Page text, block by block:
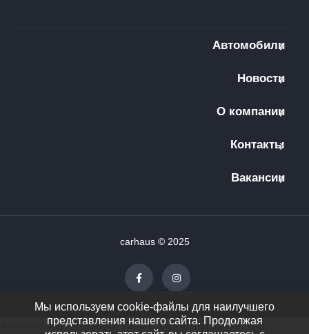
Автомобили
Новости
О компании
Контакты
Вакансии
carhaus © 2025
Мы используем cookie-файлы для наилучшего
представления нашего сайта. Продолжая
document.getElementById("showAll").addEventListener("click",